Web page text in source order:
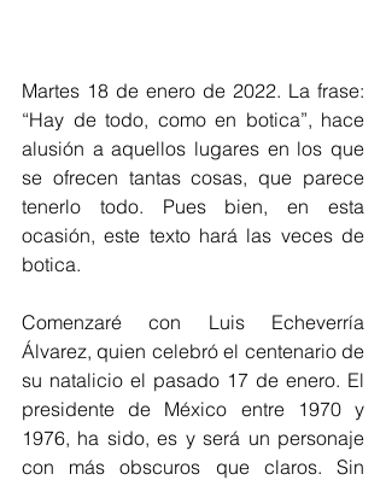
Martes 18 de enero de 2022. La frase:
“Hay de todo, como en botica”, hace
alusión a aquellos lugares en los que
se ofrecen tantas cosas, que parece
tenerlo todo. Pues bien, en esta
ocasión, este texto hará las veces de
botica.
Comenzaré con Luis Echeverría
Álvarez, quien celebró el centenario de
su natalicio el pasado 17 de enero. El
presidente de México entre 1970 y
1976, ha sido, es y será un personaje
con más obscuros que claros. Sin